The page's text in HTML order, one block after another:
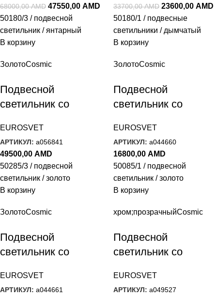
68000,00AMD 47550,00 AMD
50180/3 / подвесной
светильник / янтарный
В корзину
33700,00AMD 23600,00 AMD
50180/1 / подвесные
светильники / дымчатый
В корзину
ЗолотоCosmic
Подвесной
светильник со
плафонами 50285/3
золото
EUROSVET
АРТИКУЛ: a056841
49500,00 AMD
50285/3 / подвесной
светильник / золото
В корзину
ЗолотоCosmic
Подвесной
светильник со
плафоном 50085/1
золото
EUROSVET
АРТИКУЛ: a044660
16800,00 AMD
50085/1 / подвесной
светильник / золото
В корзину
ЗолотоCosmic
Подвесной
светильник со
плафонами 50085/3
EUROSVET
АРТИКУЛ: a044661
хром;прозрачныйCosmic
Подвесной
светильник со
плафонами 50085/3
EUROSVET
АРТИКУЛ: a049527